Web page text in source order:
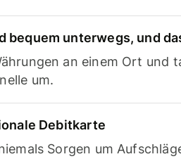
bequem unterwegs, und
an einem Ort und
um.
Debitkarte
Sorgen um